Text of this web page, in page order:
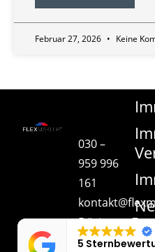
Februar 27, 2026 Keine
030 –
959 996
161
Döringstr.7
| 10245
5